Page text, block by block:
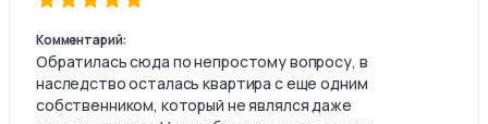
Комментарий:
Обратилась сюда по непростому вопросу, в
наследство осталась квартира с еще одним
собственником, который не являлся даже